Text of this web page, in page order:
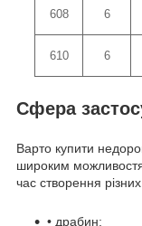
608 6
610 6
Сфера
Варто купити
широким
час створення
• драбин;